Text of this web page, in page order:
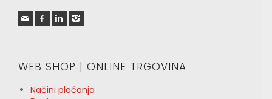
WEB SHOP | ONLINE TRGOVINA
Načini plaćanja